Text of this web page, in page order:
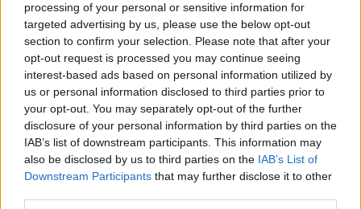
processing of your personal or sensitive information for
targeted advertising by us, please use the below opt-out
section to confirm your selection. Please note that after your
opt-out request is processed you may continue seeing
interest-based ads based on personal information utilized by
us or personal information disclosed to third parties prior to
your opt-out. You may separately opt-out of the further
disclosure of your personal information by third parties on the
IAB’s list of downstream participants. This information may
also be disclosed by us to third parties on the IAB’s List of
Downstream Participants that may further disclose it to other
04.05.2025
Alegeri Prezidențiale 2025. Turul 1.
Rezultate sondaje. George Simion
are 30%. Egalitate pentru doi
candidați
04.05.2025
Alegeri Prezidențiale 2025. Turul 1.
Prezența la urne în Fălticeni este
de 44%. Au votat peste 11.000 de
persoane